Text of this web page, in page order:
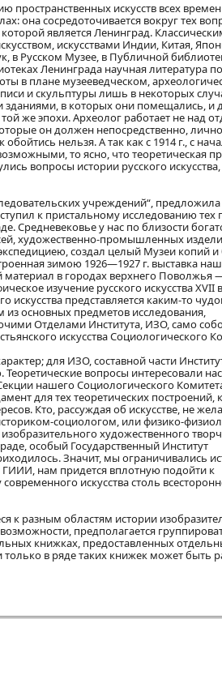
искусств всех времен
она сосредоточивается вокруг тех
является Ленинград.
искусствами Индии, Китая,
в Русском Музее, в Публичной
Ленинграда научная литература
в плане музееведческом,
и скульптуры лишь в некоторых
зданиями, в которых они помещались, и
же эпохи. Археолог работает не над
он должен непосредственно,
нельзя. А так как с 1914 г., с
то ясно, что теоретическая
вопросы истории русского
учреждений“, предложила
к пристальному исследованию тех
Средневековье у нас по близости
художественно-промышленных
создал целый Музеи копий
зимою 1926—1927 г. выставка
в городах верхнего Поволжья
изучение русского искусства XVII
искусства представляется каким-то
из основных предметов исследования,
Отделами Института, ИЗО, само
искусства Социологического
для ИЗО, составной части
Теоретические вопросы интересовали
нашего Социологического
для тех теоретических построений,
Кто, рассуждая об искусстве, не
социологом, или физико-
художественного
особый Государственный Институт
Значит, мы ограничивались
нам придется вплотную подойти к
искусства столь
к разным областям истории
предполагается
книжках, предоставленных
в ряде таких книжек может быть